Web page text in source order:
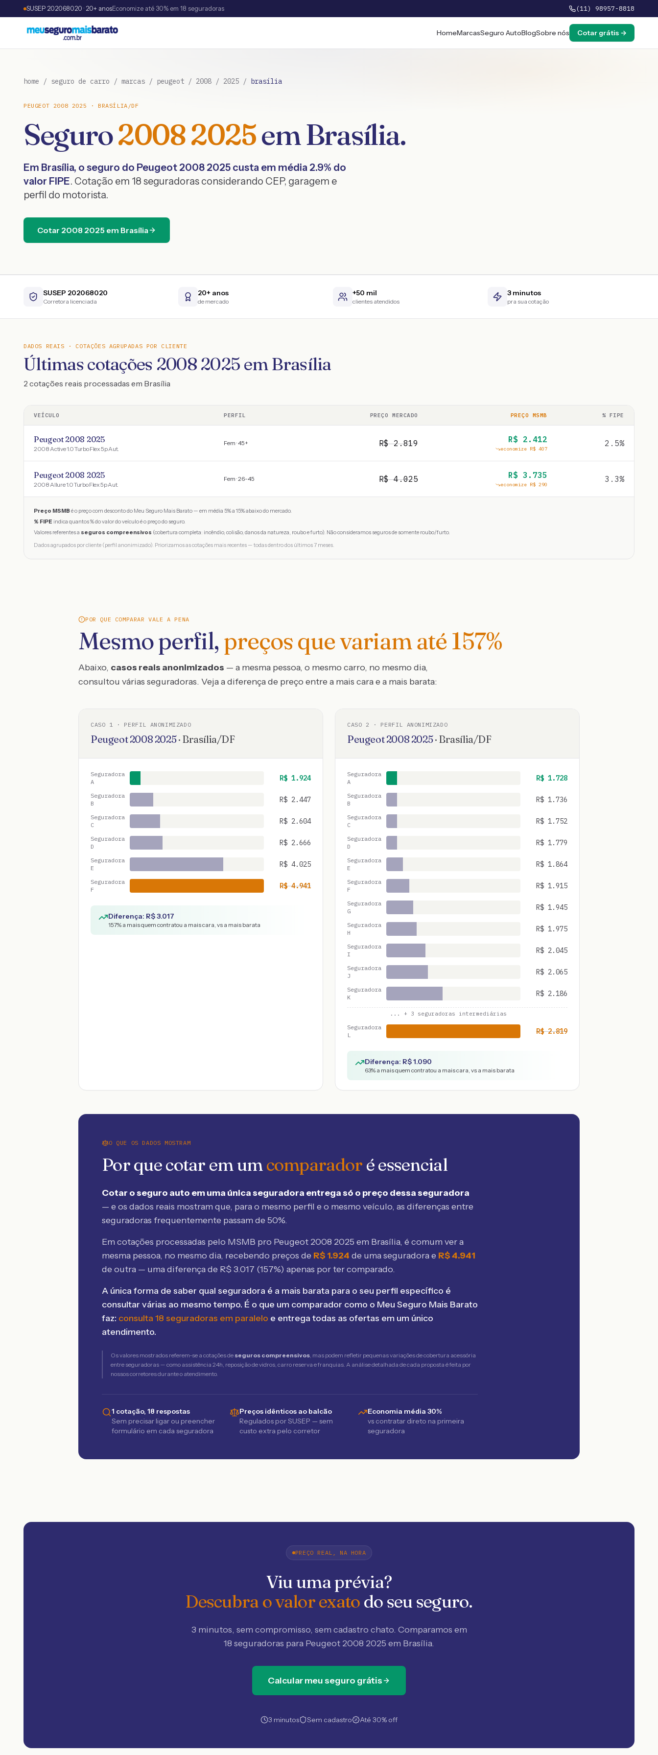
SUSEP 202068020 · 20+ anosEconomize até 30% em 18 seguradoras (11) 98957-8818
HomeMarcasSeguro AutoBlogSobre nós Cotar grátis →
home / seguro de carro / marcas / peugeot / 2008 / 2025 / brasília
PEUGEOT 2008 2025 ·BRASÍLIA /DF
Seguro20082025emBrasília.
Em Brasília, o seguro do Peugeot 2008 2025 custa em média 2.9% do
valor FIPE. Cotação em 18 seguradoras considerando CEP, garagem e
perfil do motorista.
Cotar 2008 2025 em Brasília
SUSEP 202068020
Corretora licenciada
20+ anos
de mercado
+50 mil
clientes atendidos
3 minutos
pra sua cotação
DADOS REAIS · COTAÇÕES AGRUPADAS POR CLIENTE
Últimas cotações 2008 2025 em Brasília
2 cotações reais processadas em Brasília
VEÍCULO PERFIL PREÇO MERCADO PREÇO MSMB % FIPE
Peugeot 2008 2025
2008 Active 1.0 Turbo Flex 5p Aut.
Fem · 45+ R$2.819 R$ 2.412
economize R$ 407
2.5%
Peugeot 2008 2025
2008 Allure 1.0 Turbo Flex 5p Aut.
Fem · 26-45 R$4.025 R$ 3.735
economize R$ 290
3.3%
Preço MSMB é o preço com desconto do Meu Seguro Mais Barato — em média 5% a 15% abaixo do mercado.
% FIPE indica quantos % do valor do veículo é o preço do seguro.
Valores referentes a seguros compreensivos (cobertura completa: incêndio, colisão, danos da natureza, roubo e furto). Não consideramos seguros de somente roubo/furto.
Dados agrupados por cliente (perfil anonimizado). Priorizamos as cotações mais recentes — todas dentro dos últimos 7 meses.
POR QUE COMPARAR VALE A PENA
Mesmo perfil, preços que variam até 157%
Abaixo, casos reais anonimizados — a mesma pessoa, o mesmo carro, no mesmo dia,
consultou várias seguradoras. Veja a diferença de preço entre a mais cara e a mais barata:
CASO 1 · PERFIL ANONIMIZADO
Peugeot2008 2025· Brasília/DF
Seguradora
A
R$ 1.924
Seguradora
B
R$ 2.447
Seguradora
C
R$ 2.604
Seguradora
D
R$ 2.666
Seguradora
E
R$ 4.025
Seguradora
F
R$4.941
Diferença: R$3.017
157% a mais quem contratou a mais cara, vs a mais barata
CASO 2 · PERFIL ANONIMIZADO
Peugeot2008 2025· Brasília/DF
Seguradora
A
R$ 1.728
Seguradora
B
R$ 1.736
Seguradora
C
R$ 1.752
Seguradora
D
R$ 1.779
Seguradora
E
R$ 1.864
Seguradora
F
R$ 1.915
Seguradora
G
R$ 1.945
Seguradora
H
R$ 1.975
Seguradora
I
R$ 2.045
Seguradora
J
R$ 2.065
Seguradora
K
R$ 2.186
... + 3 seguradoras intermediárias
Seguradora
L
R$2.819
Diferença: R$1.090
63% a mais quem contratou a mais cara, vs a mais barata
O QUE OS DADOS MOSTRAM
Por que cotar em umcomparador é essencial
Cotar o seguro auto em uma única seguradora entrega só o preço dessa seguradora
— e os dados reais mostram que, para o mesmo perfil e o mesmo veículo, as diferenças entre
seguradoras frequentemente passam de 50%.
Em cotações processadas pelo MSMB pro Peugeot 2008 2025 em Brasília, é comum ver a
mesma pessoa, no mesmo dia, recebendo preços de R$ 1.924 de uma seguradora e R$4.941
de outra — uma diferença de R$ 3.017 (157%) apenas por ter comparado.
A única forma de saber qual seguradora é a mais barata para o seu perfil específico é
consultar várias ao mesmo tempo. É o que um comparador como o Meu Seguro Mais Barato
faz: consulta 18 seguradoras em paralelo e entrega todas as ofertas em um único
atendimento.
Os valores mostrados referem-se a cotações de seguros compreensivos, mas podem refletir pequenas variações de cobertura acessória
entre seguradoras — como assistência 24h, reposição de vidros, carro reserva e franquias. A análise detalhada de cada proposta é feita por
nossos corretores durante o atendimento.
1 cotação, 18 respostas
Sem precisar ligar ou preencher
formulário em cada seguradora
Preços idênticos ao balcão
Regulados por SUSEP — sem
custo extra pelo corretor
Economia média 30%
vs contratar direto na primeira
seguradora
PREÇO REAL, NA HORA
Viu uma prévia?
Descubra o valor exato do seu seguro.
3 minutos, sem compromisso, sem cadastro chato. Comparamos em
18 seguradoras para Peugeot 2008 2025 em Brasília.
Calcular meu seguro grátis
3 minutos Sem cadastro Até 30% off